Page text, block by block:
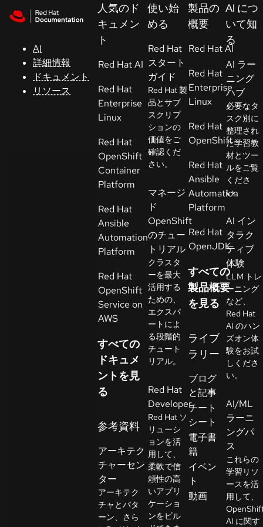
AI
詳細情報
ドキュメント
リソース
ト
コ
ン
ソ
ー
開
者
ト
ラ
イ
ア
ル
の
始
お
問
合
わ
言
語
の
選
択
人気のド
キュメン
ト
Red Hat AI
Red Hat
Enterprise
Linux
Red Hat
OpenShift
Container
Platform
Red Hat
Ansible
Automation
Platform
Red Hat
OpenShift
Service on
AWS
すべての
ドキュメ
ントを見
る
参考資料
アーキテク
チャーセン
ター
アーキテク
チャとパタ
ーン、さら
使い始
める
Red Hat
スタート
ガイド
Red Hat 製
品とサブ
スクリプ
ションの
価値をご
確認くだ
さい。
マネージ
ド
OpenShift
のチュー
トリアル
クラスタ
ーを最大
活用する
ための、
エクスパ
ートによ
る段階的
チュート
リアル。
Red Hat
Developer
Red Hat ソ
リューシ
ョンを活
用して、
柔軟で信
頼性の高
いアプリ
ケーショ
ンをビル
製品の
概要
Red Hat AI
Red Hat
Enterprise
Linux
Red Hat
OpenShift
Red Hat
Ansible
Automation
Platform
Red Hat
OpenJDK
すべての
製品概要
を見る
ライブ
ラリー
ブログ
と記事
チート
シート
電子書
籍
イベン
ト
動画
AI につ
いて知
る
AI ラー
ニング
ハブ
必要なタ
スク別に
整理され
た学習教
材とツー
ルをご覧
くださ
い。
AI イン
タラク
ティブ
体験
LLM トレ
ーニング
など、
Red Hat
AI のハン
ズオン体
験をお試
しくださ
い。
AI/ML
ラーニ
ングパ
ス
これらの
学習リソ
ースを活
用して、
AI に関す